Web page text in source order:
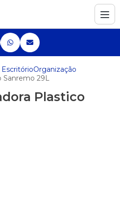
Organização
Sanremo 29L
Plastico